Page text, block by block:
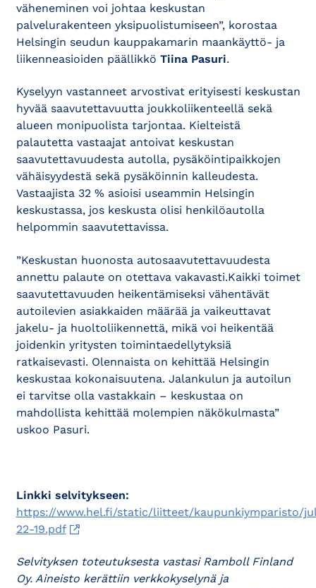
väheneminen voi johtaa keskustan
palvelurakenteen yksipuolistumiseen”, korostaa
Helsingin seudun kauppakamarin maankäyttö- ja
liikenneasioiden päällikkö Tiina Pasuri.
Kyselyyn vastanneet arvostivat erityisesti keskustan
hyvää saavutettavuutta joukkoliikenteellä sekä
alueen monipuolista tarjontaa. Kielteistä
palautetta vastaajat antoivat keskustan
saavutettavuudesta autolla, pysäköintipaikkojen
vähäisyydestä sekä pysäköinnin kalleudesta.
Vastaajista 32 % asioisi useammin Helsingin
keskustassa, jos keskusta olisi henkilöautolla
helpommin saavutettavissa.
”Keskustan huonosta autosaavutettavuudesta
annettu palaute on otettava vakavasti.Kaikki toimet
saavutettavuuden heikentämiseksi vähentävät
autoilevien asiakkaiden määrää ja vaikeuttavat
jakelu- ja huoltoliikennettä, mikä voi heikentää
joidenkin yritysten toimintaedellytyksiä
ratkaisevasti. Olennaista on kehittää Helsingin
keskustaa kokonaisuutena. Jalankulun ja autoilun
ei tarvitse olla vastakkain – keskustaa on
mahdollista kehittää molempien näkökulmasta”
uskoo Pasuri.
Linkki selvitykseen:
https://www.hel.fi/static/liitteet/kaupunkiymparisto/
22-19.pdf
Selvityksen toteutuksesta vastasi Ramboll Finland
Oy. Aineisto kerättiin verkkokyselynä ja